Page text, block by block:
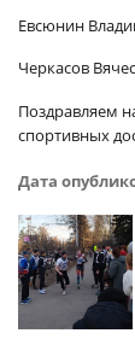
Евсюнин
Черкасов
Поздравляем
спортивных
Дата